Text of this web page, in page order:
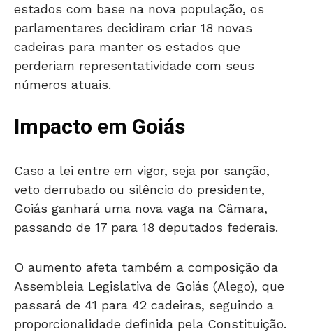
estados com base na nova população, os
parlamentares decidiram criar 18 novas
cadeiras para manter os estados que
perderiam representatividade com seus
números atuais.
Impacto em Goiás
Caso a lei entre em vigor, seja por sanção,
veto derrubado ou silêncio do presidente,
Goiás ganhará uma nova vaga na Câmara,
passando de 17 para 18 deputados federais.
O aumento afeta também a composição da
Assembleia Legislativa de Goiás (Alego), que
passará de 41 para 42 cadeiras, seguindo a
proporcionalidade definida pela Constituição.